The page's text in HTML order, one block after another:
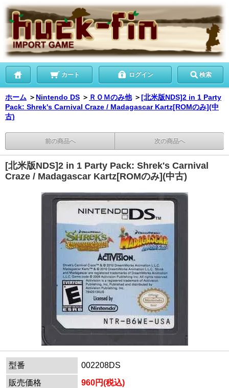
カート ログイン 検索
ホーム ＞ Nintendo DS ＞ ＲＯＭのみ他 ＞[北米版NDS]2 in 1 Party
Pack: Shrek's Carnival Craze / Madagascar Kartz[ROMのみ](中
古)
前の商品へ 次の商品へ
[北米版NDS]2 in 1 Party Pack: Shrek's Carnival
Craze / Madagascar Kartz[ROMのみ](中古)
型番
002208DS
販売価格
960円(税込)